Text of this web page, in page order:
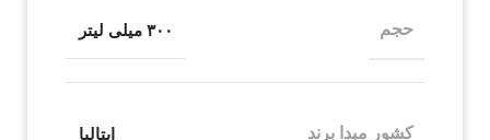
حجم ۳۰۰ میلی لیتر
کشور مبدا برند ایتالیا